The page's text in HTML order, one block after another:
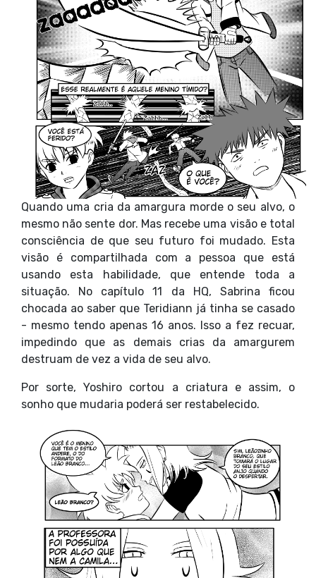
Quando uma cria da amargura morde o seu alvo, o
mesmo não sente dor. Mas recebe uma visão e total
consciência de que seu futuro foi mudado. Esta
visão é compartilhada com a pessoa que está
usando esta habilidade, que entende toda a
situação. No capítulo 11 da HQ, Sabrina ficou
chocada ao saber que Teridiann já tinha se casado
- mesmo tendo apenas 16 anos. Isso a fez recuar,
impedindo que as demais crias da amargurem
destruam de vez a vida de seu alvo.
Por sorte, Yoshiro cortou a criatura e assim, o
sonho que mudaria poderá ser restabelecido.